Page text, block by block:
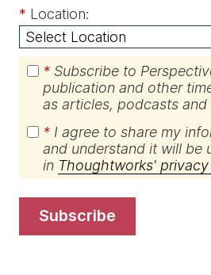
* Location:
* Subscribe to
publication and other
as articles, podcasts and
* I agree to share my
and understand it will be
in Thoughtworks'
subscribe